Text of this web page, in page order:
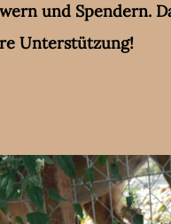
und Spendern.
Unterstützung!